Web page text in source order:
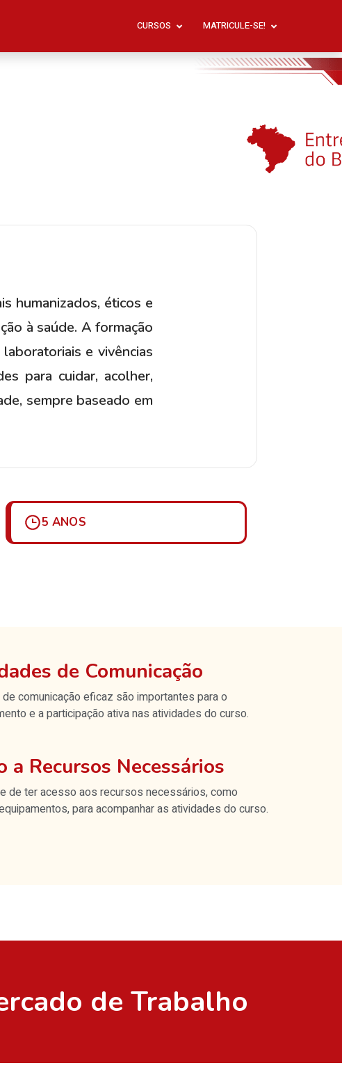
CURSOS MATRICULE-SE!
humanizados, éticos e
à saúde. A formação
e vivências
para cuidar, acolher,
sempre baseado em
5 ANOS
de Comunicação
comunicação eficaz são importantes para o
e a participação ativa nas atividades do curso.
a Recursos Necessários
de ter acesso aos recursos necessários, como
para acompanhar as atividades do curso.
de Trabalho